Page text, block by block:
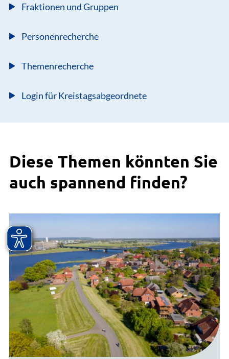
Fraktionen und Gruppen
Personenrecherche
Themenrecherche
Login für Kreistagsabgeordnete
Diese Themen könnten Sie
auch spannend finden?